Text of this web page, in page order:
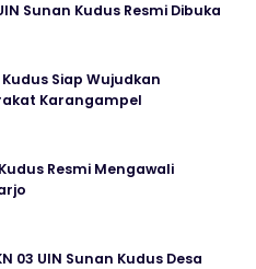
Sunan Kudus Resmi Dibuka
Siap Wujudkan
Karangampel
Resmi Mengawali
03 UIN Sunan Kudus Desa